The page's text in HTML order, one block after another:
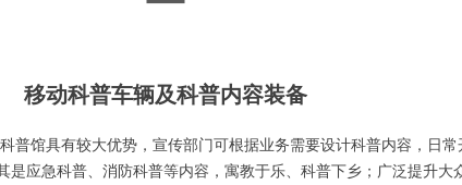
移动科普车辆及科普内容装备
普馆具有较大优势，宣传部门可根据业务需要设计科普内容，日
应急科普、消防科普等内容，寓教于乐、科普下乡；广泛提升